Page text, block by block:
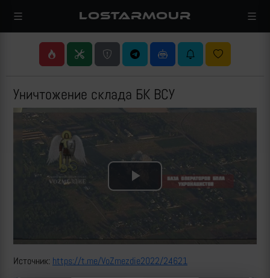
LOSTARMOUR
Уничтожение склада БК ВСУ
Play
Video
Источник: https://t.me/VoZmezdie2022/24621